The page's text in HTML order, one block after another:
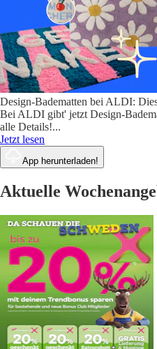
Design-Badematten bei ALDI:
Bei ALDI gibt' jetzt Design-
alle Details!...
Jetzt lesen
App herunterladen!
Aktuelle